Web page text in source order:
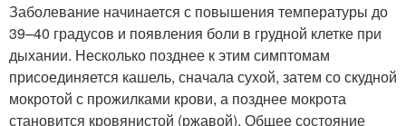
Заболевание начинается с повышения температуры до
39–40 градусов и появления боли в грудной клетке при
дыхании. Несколько позднее к этим симптомам
присоединяется кашель, сначала сухой, затем со скудной
мокротой с прожилками крови, а позднее мокрота
становится кровянистой (ржавой). Общее состояние